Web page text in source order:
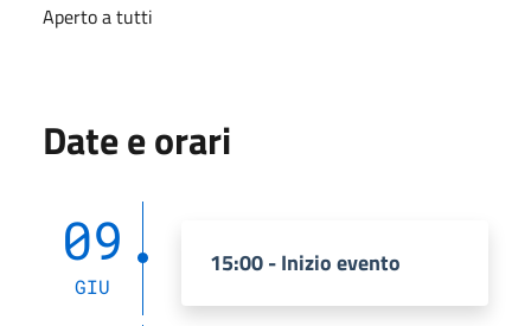
Aperto a tutti
Date e orari
09
GIU
15:00 - Inizio evento